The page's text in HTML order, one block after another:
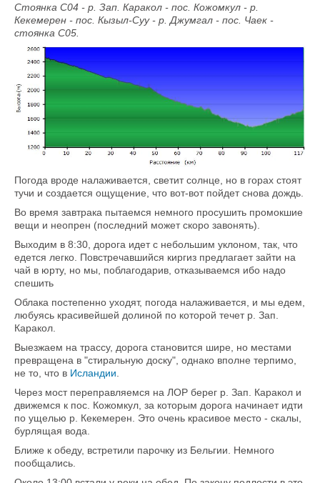
Стоянка С04 - р. Зап. Каракол - пос. Кожомкул - р.
Кекемерен - пос. Кызыл-Суу - р. Джумгал - пос. Чаек -
стоянка С05.
Погода вроде налаживается, светит солнце, но в горах стоят
тучи и создается ощущение, что вот-вот пойдет снова дождь.
Во время завтрака пытаемся немного просушить промокшие
вещи и неопрен (последний может скоро завонять).
Выходим в 8:30, дорога идет с небольшим уклоном, так, что
едется легко. Повстречавшийся киргиз предлагает зайти на
чай в юрту, но мы, поблагодарив, отказываемся ибо надо
спешить
Облака постепенно уходят, погода налаживается, и мы едем,
любуясь красивейшей долиной по которой течет р. Зап.
Каракол.
Выезжаем на трассу, дорога становится шире, но местами
превращена в "стиральную доску", однако вполне терпимо,
не то, что в Исландии.
Через мост переправляемся на ЛОР берег р. Зап. Каракол и
движемся к пос. Кожомкул, за которым дорога начинает идти
по ущелью р. Кекемерен. Это очень красивое место - скалы,
бурлящая вода.
Ближе к обеду, встретили парочку из Бельгии. Немного
пообщались.